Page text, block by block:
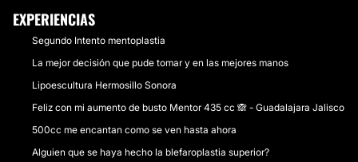
EXPERIENCIAS
Segundo Intento mentoplastia
La mejor decisión que pude tomar y en las mejores manos
Lipoescultura Hermosillo Sonora
Feliz con mi aumento de busto Mentor 435 cc 🙈 - Guadalajara Jalisco
500cc me encantan como se ven hasta ahora
Alguien que se haya hecho la blefaroplastia superior?